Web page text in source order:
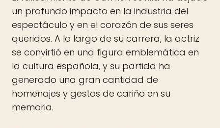
un profundo impacto en la industria del
espectáculo y en el corazón de sus seres
queridos. A lo largo de su carrera, la actriz
se convirtió en una figura emblemática en
la cultura española, y su partida ha
generado una gran cantidad de
homenajes y gestos de cariño en su
memoria.